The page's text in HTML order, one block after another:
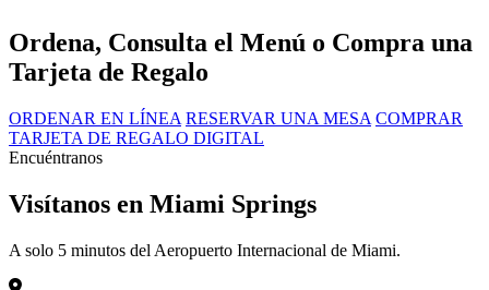
Ordena, Consulta el Menú o Compra una
Tarjeta de Regalo
ORDENAR EN LÍNEA RESERVAR UNA MESA COMPRAR
TARJETA DE REGALO DIGITAL
Encuéntranos
Visítanos en Miami Springs
A solo 5 minutos del Aeropuerto Internacional de Miami.